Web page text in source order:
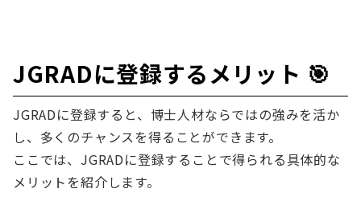
JGRADに登録するメリット 🎯
JGRADに登録すると、博士人材ならではの強みを活か
し、多くのチャンスを得ることができます。
ここでは、JGRADに登録することで得られる具体的な
メリットを紹介します。